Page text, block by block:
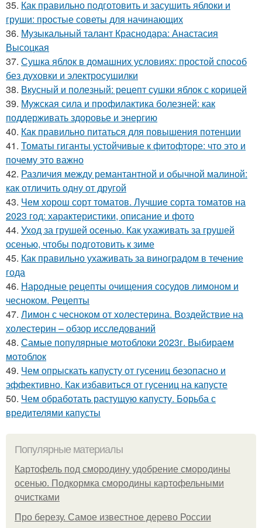
35. Как правильно подготовить и засушить яблоки и
груши: простые советы для начинающих
36. Музыкальный талант Краснодара: Анастасия
Высоцкая
37. Сушка яблок в домашних условиях: простой способ
без духовки и электросушилки
38. Вкусный и полезный: рецепт сушки яблок с корицей
39. Мужская сила и профилактика болезней: как
поддерживать здоровье и энергию
40. Как правильно питаться для повышения потенции
41. Томаты гиганты устойчивые к фитофторе: что это и
почему это важно
42. Различия между ремантантной и обычной малиной:
как отличить одну от другой
43. Чем хорош сорт томатов. Лучшие сорта томатов на
2023 год: характеристики, описание и фото
44. Уход за грушей осенью. Как ухаживать за грушей
осенью, чтобы подготовить к зиме
45. Как правильно ухаживать за виноградом в течение
года
46. Народные рецепты очищения сосудов лимоном и
чесноком. Рецепты
47. Лимон с чесноком от холестерина. Воздействие на
холестерин – обзор исследований
48. Самые популярные мотоблоки 2023г. Выбираем
мотоблок
49. Чем опрыскать капусту от гусениц безопасно и
эффективно. Как избавиться от гусениц на капусте
50. Чем обработать растущую капусту. Борьба с
вредителями капусты
Популярные материалы
Картофель под смородину удобрение смородины
осенью. Подкормка смородины картофельными
очистками
Про березу. Самое известное дерево России